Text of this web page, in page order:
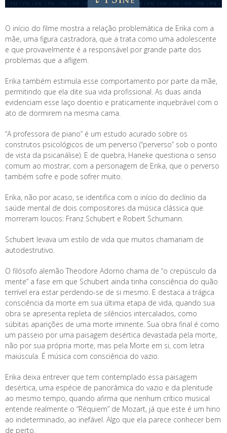
O início do filme mostra a relação problemática de Erika com a
mãe, uma figura castradora, que a trata como uma adolescente
e que provavelmente é a responsável por grande parte dos
problemas que a afligem.
Erika também estimula esse comportamento por parte da mãe,
permitindo que ela dite sua vida profissional. As duas ainda
evidenciam esse laço doentio e praticamente inquebrável com o
ato de dormirem na mesma cama.
“A professora de piano” é um estudo acurado sobre os
construtos psicológicos de um perverso (“perverso” sob o ponto
de vista da psicanálise). E de quebra, Haneke questiona o senso
comum ao mostrar, com a personagem de Erika, que o perverso
também sofre e pode sofrer muito.
Erika, não por acaso, se identifica com o início do declínio da
saúde mental de dois compositores da música clássica que
morreram loucos: Franz Schubert e Robert Schumann.
Schubert levava um estilo de vida que muitos chamariam de
autodestrutivo.
O filósofo alemão Theodore Adorno chama de “o crepúsculo da
mente” a fase em que Schubert ainda tinha consciência do quão
terrível era estar perdendo-se de si mesmo. E destaca a trágica
consciência da morte em sua última etapa de vida, quando sua
obra se apresenta repleta de silêncios intercalados, como
súbitas aparições de uma morte iminente. Sua obra final é como
um passeio por uma paisagem desértica devastada pela morte,
não por sua própria morte, mas pela Morte em si, com letra
maiúscula. É música com consciência do vazio.
Erika deixa entrever que tem contemplado essa paisagem
desértica, uma espécie de panorâmica do vazio e da plenitude
ao mesmo tempo, quando afirma que nenhum crítico musical
entende realmente o “Réquiem” de Mozart, já que este é um hino
ao indeterminado, ao inefável. Algo que ela parece conhecer bem
de perto.